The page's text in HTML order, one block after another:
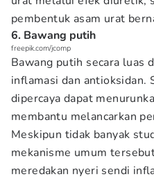
pembentuk asam urat
6. Bawang putih
freepik.com/jcomp
Bawang putih secara luas
inflamasi dan antioksidan.
dipercaya dapat
membantu melancarkan
Meskipun tidak banyak
mekanisme umum
meredakan nyeri sendi